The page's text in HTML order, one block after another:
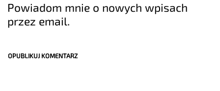
Powiadom mnie o nowych wpisach
przez email.